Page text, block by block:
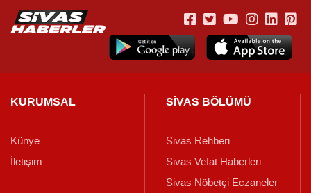
KURUMSAL
Künye
İletişim
SİVAS BÖLÜMÜ
Sivas Rehberi
Sivas Vefat Haberleri
Sivas Nöbetçi Eczaneler